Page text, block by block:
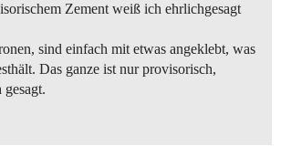
Zement weiß ich ehrlichgesagt
sind einfach mit etwas angeklebt, was
Das ganze ist nur provisorisch,